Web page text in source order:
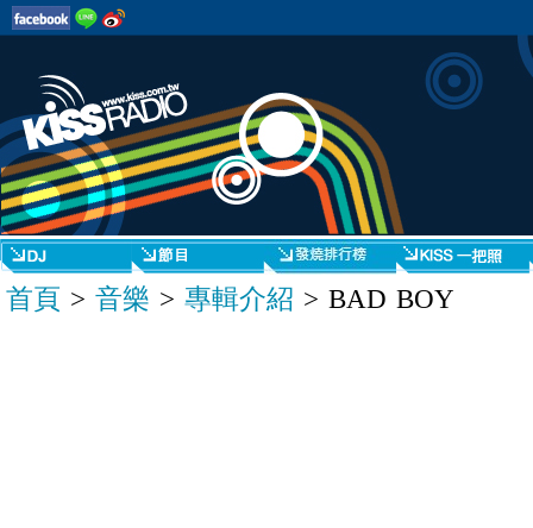
首頁 > 音樂 > 專輯介紹 > BAD BOY